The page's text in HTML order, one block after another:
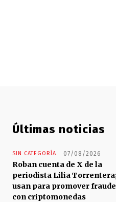
Últimas noticias
SIN CATEGORÍA 07/08/2026
Roban cuenta de X de la
periodista Lilia
usan para promover fraude
con criptomonedas